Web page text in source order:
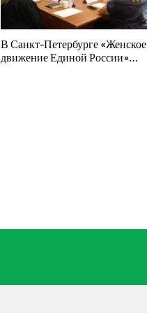
В Санкт-Петербурге «Женское
движение Единой России»